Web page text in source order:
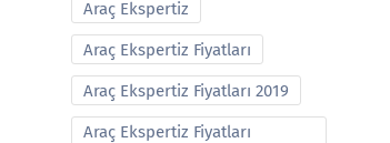
Araç Ekspertiz
Araç Ekspertiz Fiyatları
Araç Ekspertiz Fiyatları 2019
Araç Ekspertiz Fiyatları